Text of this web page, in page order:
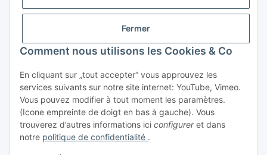
Fermer
Comment nous utilisons les Cookies & Co
En cliquant sur „tout accepter“ vous approuvez les
services suivants sur notre site internet: YouTube, Vimeo.
Vous pouvez modifier à tout moment les paramètres.
(Icone empreinte de doigt en bas à gauche). Vous
trouverez d’autres informations ici configureret dans
notre politique de confidentialité .
CONTACT
Fax: +49 (0)30 555 70 70 – 99
#global.withdrawalForm#